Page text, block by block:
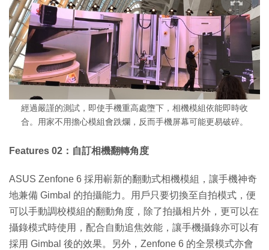
經過嚴謹的測試，即使手機重高處墮下，相機模組依能即時收
合。用家不用擔心模組會跌爛，反而手機屏幕可能更易破碎。
Features 02：自訂相機翻轉角度
ASUS Zenfone 6 採用嶄新的翻動式相機模組，讓手機神奇
地兼備 Gimbal 的拍攝能力。用戶只要切換至自拍模式，便
可以手動調校模組的翻動角度，除了拍攝相片外，更可以在
攝錄模式時使用，配合自動追焦效能，讓手機攝錄亦可以有
採用 Gimbal 後的效果。另外，Zenfone 6 的全景模式亦會